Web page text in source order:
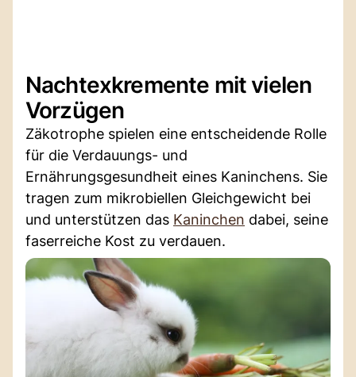
Nachtexkremente mit vielen
Vorzügen
Zäkotrophe spielen eine entscheidende Rolle
für die Verdauungs- und
Ernährungsgesundheit eines Kaninchens. Sie
tragen zum mikrobiellen Gleichgewicht bei
und unterstützen das Kaninchen dabei, seine
faserreiche Kost zu verdauen.